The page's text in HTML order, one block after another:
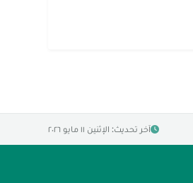
آخر تحديث: الإثنين ١١ مايو ٢٠٢٦